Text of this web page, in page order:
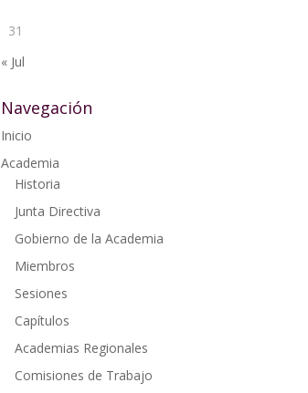
31
« Jul
Navegación
Inicio
Academia
Historia
Junta Directiva
Gobierno de la Academia
Miembros
Sesiones
Capítulos
Academias Regionales
Comisiones de Trabajo